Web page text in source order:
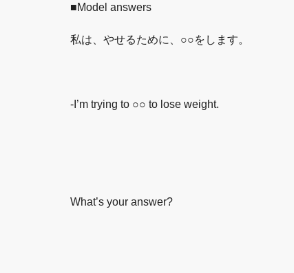
■Model answers
私は、やせるために、○○をします。
-I’m trying to ○○ to lose weight.
What’s your answer?